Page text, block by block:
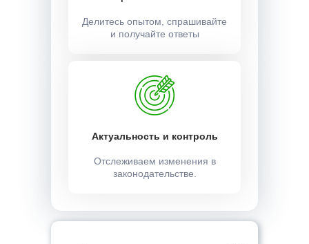
Делитесь опытом, спрашивайте
и получайте ответы
Актуальность и контроль
Отслеживаем изменения в
законодательстве.